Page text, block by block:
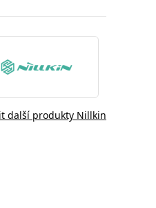
další produkty Nillkin